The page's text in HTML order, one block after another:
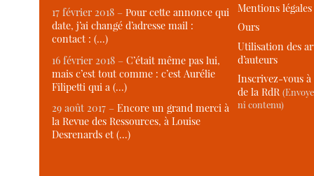
17 février 2018 –Pour cette annonce qui
date, j’ai changé d’adresse mail :
contact : (…)
16 février 2018 –C’était même pas lui,
mais c’est tout comme : c’est Aurélie
Filipetti qui a (…)
29 août 2017 –Encore un grand merci à
la Revue des Ressources, à Louise
Desrenards et (…)
Mentions légales
Ours
Utilisation des
d’auteurs
Inscrivez-vous
de la RdR
ni contenu)